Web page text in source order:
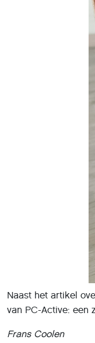
Naast het artikel
van PC-Active: een
Frans Coolen